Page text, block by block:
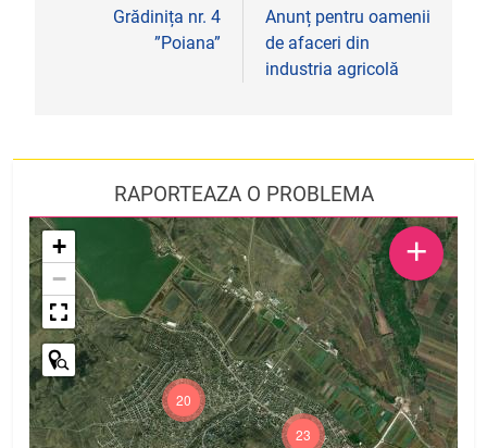
Grădinița nr. 4
”Poiana”
Anunț pentru oamenii
de afaceri din
industria agricolă
RAPORTEAZA O PROBLEMA
23
20
+
−
+